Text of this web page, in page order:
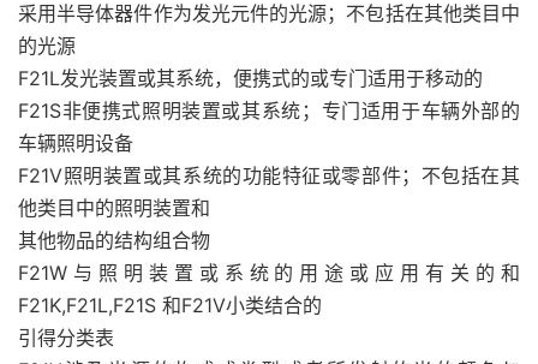
采用半导体器件作为发光元件的光源；不包括在其他类目中
的光源
F21L发光装置或其系统，便携式的或专门适用于移动的
F21S非便携式照明装置或其系统；专门适用于车辆外部的
车辆照明设备
F21V照明装置或其系统的功能特征或零部件；不包括在其
他类目中的照明装置和
其他物品的结构组合物
F21W与照明装置或系统的用途或应用有关的和
F21K,F21L,F21S 和F21V小类结合的
引得分类表